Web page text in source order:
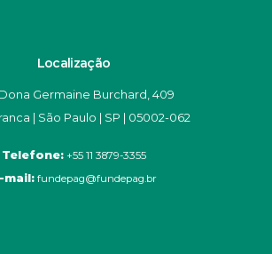
Localização
Germaine Burchard, 409
| São Paulo | SP | 05002-062
Telefone:+55 11 3879-3355
mail:fundepag@fundepag.br